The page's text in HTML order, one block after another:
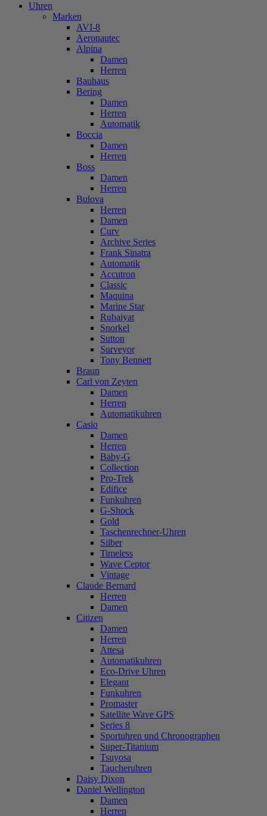
Uhren
Marken
AVI-8
Aeronautec
Alpina
Damen
Herren
Bauhaus
Bering
Damen
Herren
Automatik
Boccia
Damen
Herren
Boss
Damen
Herren
Bulova
Herren
Damen
Curv
Archive Series
Frank Sinatra
Automatik
Accutron
Classic
Maquina
Marine Star
Rubaiyat
Snorkel
Sutton
Surveyor
Tony Bennett
Braun
Carl von Zeyten
Damen
Herren
Automatikuhren
Casio
Damen
Herren
Baby-G
Collection
Pro-Trek
Edifice
Funkuhren
G-Shock
Gold
Taschenrechner-Uhren
Silber
Timeless
Wave Ceptor
Vintage
Claude Bernard
Herren
Damen
Citizen
Damen
Herren
Attesa
Automatikuhren
Eco-Drive Uhren
Elegant
Funkuhren
Promaster
Satellite Wave GPS
Series 8
Sportuhren und Chronographen
Super-Titanium
Tsuyosa
Taucheruhren
Daisy Dixon
Daniel Wellington
Damen
Herren